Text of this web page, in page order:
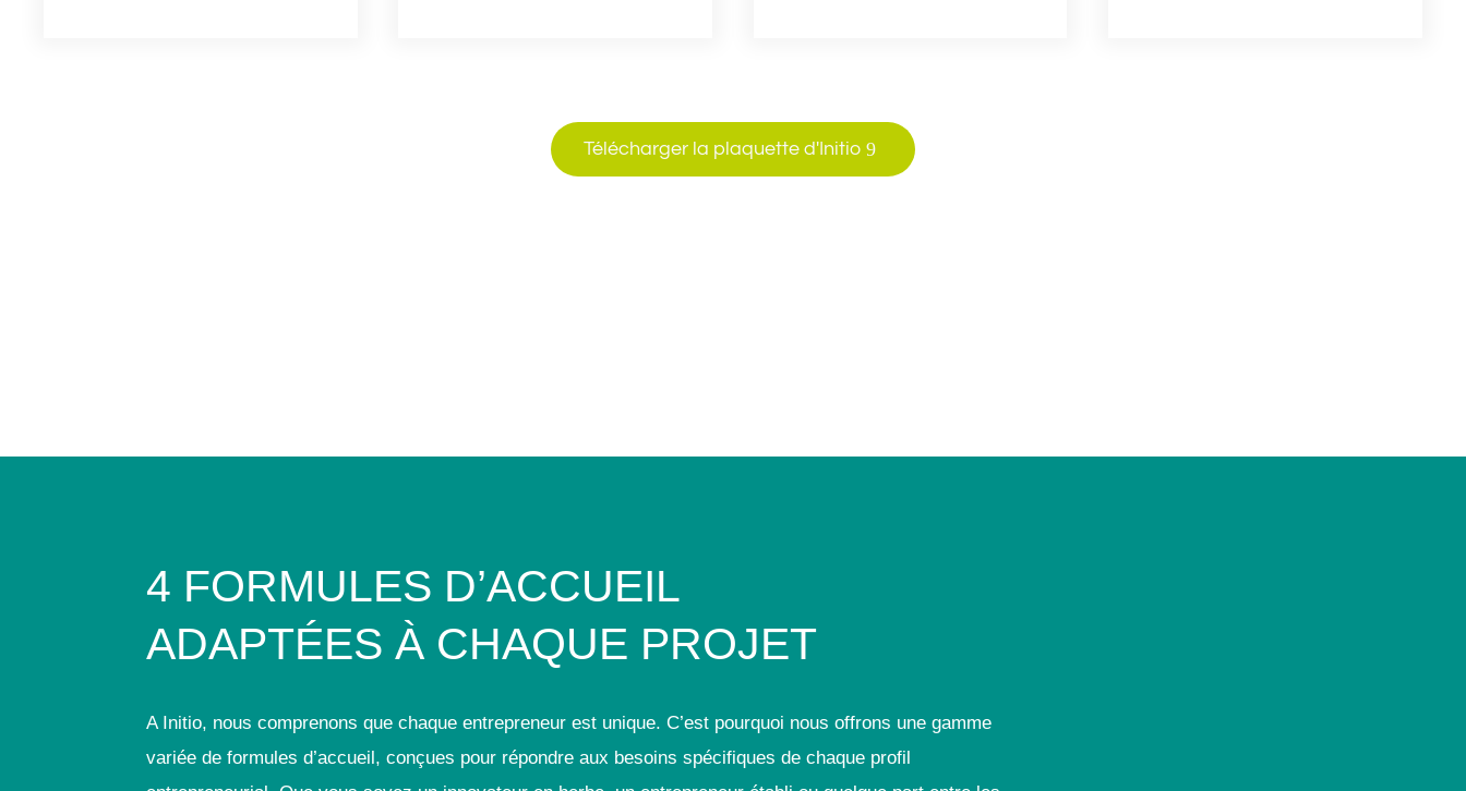
Télécharger la plaquette d'Initio
4 FORMULES D’ACCUEIL
ADAPTÉES À CHAQUE PROJET
A Initio, nous comprenons que chaque entrepreneur est unique. C’est pourquoi nous offrons une gamme
variée de formules d’accueil, conçues pour répondre aux besoins spécifiques de chaque profil